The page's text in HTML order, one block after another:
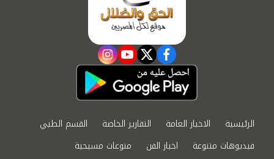
facebook
twitter
youtube
instagram
الرئيسية الاخبار العامة التقارير الخاصة
القسم الطبي
فيديوهات متنوعة
اخبار الفن
منوعات مسيحية